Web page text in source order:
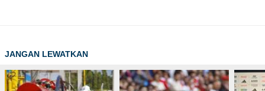
JANGAN LEWATKAN